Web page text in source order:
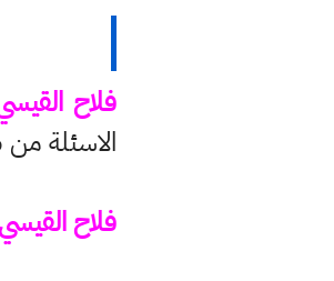
فلاح
الاسئلة
فلاح